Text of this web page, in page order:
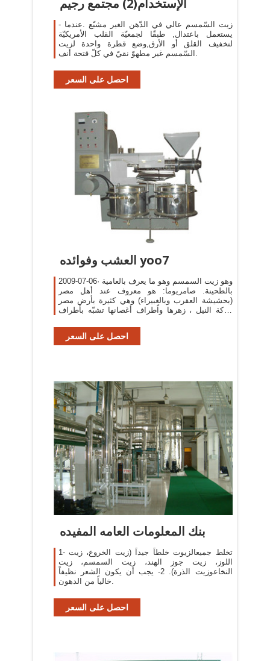
الإستخدام(2) مجتمع رجيم
- زيت السّمسم عالي في الدّهن الغير مشبّع .عندما
يستعمل باعتدال, طبقًا لجمعيّة القلب الأمريكيّة
لتخفيف القلق أو الأرق,وضع قطرة واحدة لزيت
السّمسم غير مطهوّ نقيّ في كلّ فتحة أنف.
احصل على السعر
العشب وفوائده yoo7
2009-07-06· وهو زيت السمسم وهو ما يعرف بالعامية
بالطحينة. صامريوما: هو معروف عند أهل مصر
(بحشيشة العقرب وبالغبيراء) وهي كثيرة بأرض مصر
ببركة النيل ، زهرها واًطراف أغصانها تشبّه بأطراف
احصل على السعر
بنك المعلومات العامه المفيده
1- تخلط جميعالزيوت خلطاً جيداً (زيت الخروع، زيت
اللوز، زيت جوز الهند، زيت السمسم، زيت
النخاعوزيت الذرة). 2- يجب أن يكون الشعر نظيفاً
خالياً من الدهون.
احصل على السعر